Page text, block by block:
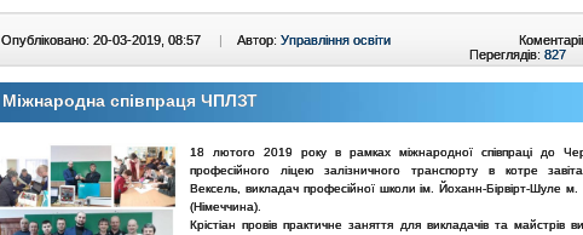
Опубліковано: 20-03-2019, 08:57 | Автор: Управління освіти
Переглядів: 827
Міжнародна співпраця ЧПЛЗТ
18 лютого 2019 року в рамках міжнародної співпраці до
професійного ліцею залізничного транспорту в котре
Вексель, викладач професійної школи ім. Йоханн-Бірвірт-Шуле
(Німеччина).
Крістіан провів практичне заняття для викладачів та майстрів